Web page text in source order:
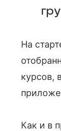
На
курсов,
Как и в